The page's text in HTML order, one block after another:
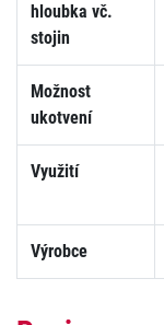
hloubka vč.
stojin
Možnost
ukotvení
Využití
Výrobce